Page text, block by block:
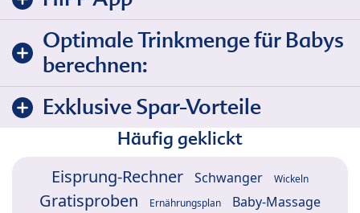
Optimale Trinkmenge für Babys
berechnen:
Exklusive Spar-Vorteile
Häufig geklickt
Eisprung-Rechner Schwanger Wickeln
Gratisproben Ernährungsplan Baby-Massage